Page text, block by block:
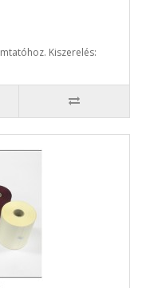
Kiszerelés: